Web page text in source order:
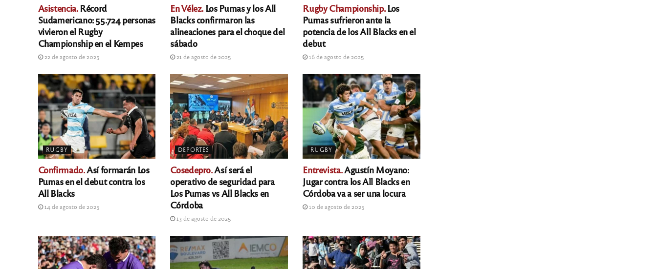
Asistencia.Récord
Sudamericano: 55.724 personas
vivieron el Rugby
Championship en el Kempes
22 de agosto de 2025
En Vélez. Los Pumas y los All
Blacks confirmaron las
alineaciones para el choque del
sábado
21 de agosto de 2025
Rugby Championship.Los
Pumas sufrieron ante la
potencia de los All Blacks en el
debut
16 de agosto de 2025
RUGBY
Confirmado.Así formarán Los
Pumas en el debut contra los
All Blacks
14 de agosto de 2025
DEPORTES
Cosedepro.Así será el
operativo de seguridad para
Los Pumas vs All Blacks en
Córdoba
13 de agosto de 2025
RUGBY
Entrevista.Agustín Moyano:
Jugar contra los All Blacks en
Córdoba va a ser una locura
10 de agosto de 2025